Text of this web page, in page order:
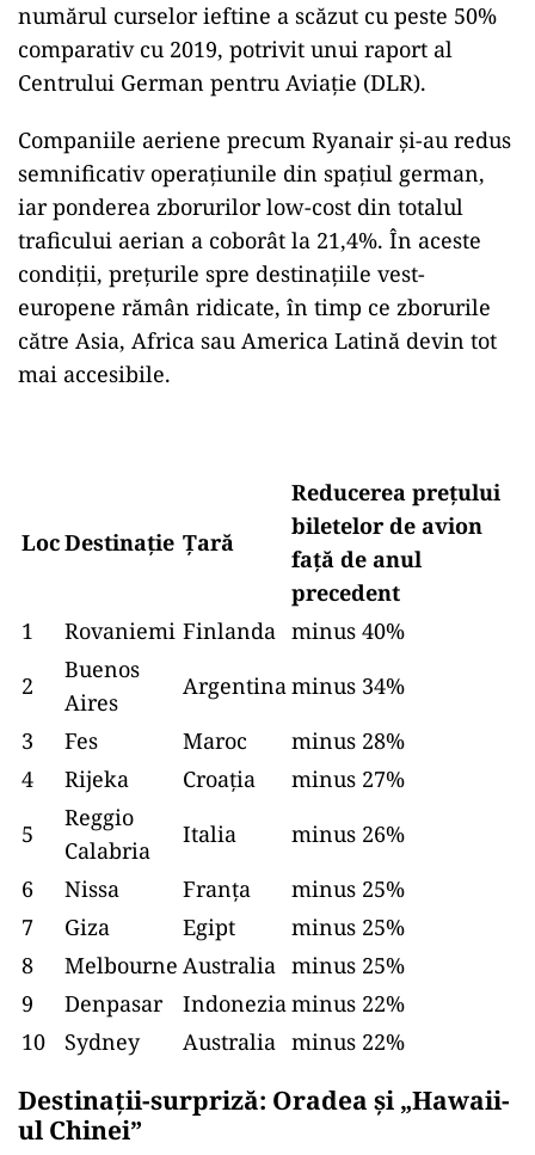
numărul curselor ieftine a scăzut cu peste 50%
comparativ cu 2019, potrivit unui raport al
Centrului German pentru Aviație (DLR).
Companiile aeriene precum Ryanair și-au redus
semnificativ operațiunile din spațiul german,
iar ponderea zborurilor low-cost din totalul
traficului aerian a coborât la 21,4%. În aceste
condiții, prețurile spre destinațiile vest-
europene rămân ridicate, în timp ce zborurile
către Asia, Africa sau America Latină devin tot
mai accesibile.
LocDestinație Țară
Reducerea prețului
biletelor de avion
față de anul
precedent
1
Rovaniemi Finlanda minus 40%
2
Buenos
Aires
Argentinaminus 34%
3
Fes Maroc
minus 28%
4
Rijeka Croaţia
minus 27%
5
Reggio
Calabria
Italia
minus 26%
6
Nissa Franţa
minus 25%
7
Giza Egipt
minus 25%
8
Melbourne Australia minus 25%
9
Denpasar Indoneziaminus 22%
10
Sydney Australia minus 22%
Destinații-surpriză: Oradea și „Hawaii-
ul Chinei”